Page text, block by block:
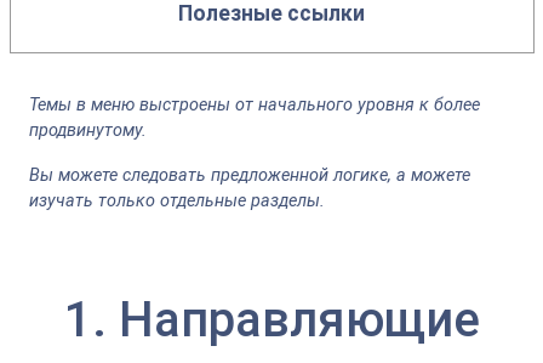
Полезные ссылки
Темы в меню выстроены от начального уровня к более
продвинутому.
Вы можете следовать предложенной логике, а можете
изучать только отдельные разделы.
1. Направляющие